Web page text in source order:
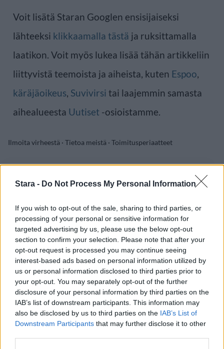
Stara - Do Not Process My Personal Information
If you wish to opt-out of the sale, sharing to third parties, or
processing of your personal or sensitive information for
targeted advertising by us, please use the below opt-out
section to confirm your selection. Please note that after your
opt-out request is processed you may continue seeing
interest-based ads based on personal information utilized by
us or personal information disclosed to third parties prior to
your opt-out. You may separately opt-out of the further
disclosure of your personal information by third parties on the
IAB’s list of downstream participants. This information may
also be disclosed by us to third parties on the IAB’s List of
Downstream Participants that may further disclose it to other
Voit lisätä Staran Googlen ensisijaiseksi
lähteeksi klikkaamalla tästä ja ruksittamalla
laatikon. Voit myös lukea lisää tähän artikkeliin
liittyvistä teemoista ja aiheista, kuten Espoo,
käräjäoikeus, Suvivirsi tai laajemmin samasta
aihealueesta Uutiset -osioistamme.
Ilmoita virheestä · Tietoa meistä · Toimitusperiaatteet